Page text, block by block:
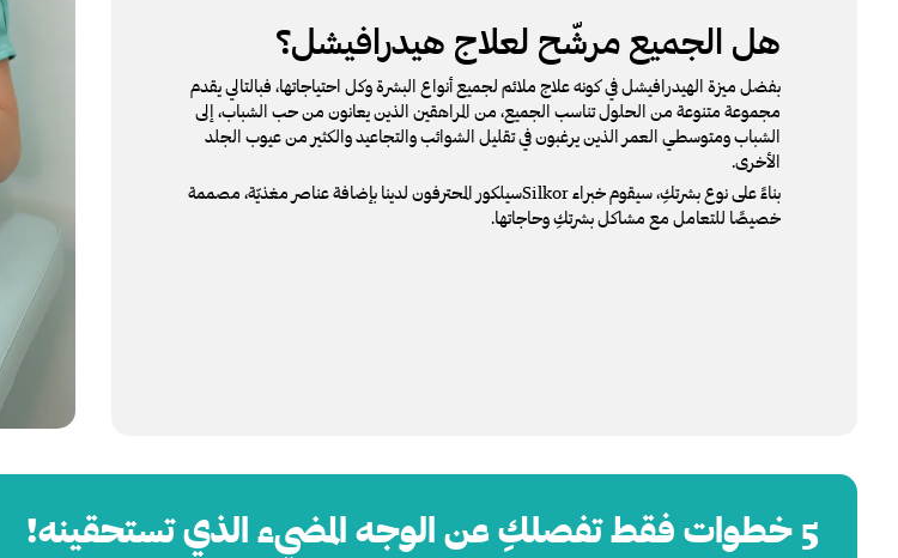
هل الجميع مرشّح لعلاج هيدرافيشل؟
بفضل ميزة الهيدرافيشل في كونه علاج ملائم لجميع أنواع البشرة وكل احتياجاتها، فبالتالي يقدم
مجموعة متنوعة من الحلول تناسب الجميع، من المراهقين الذين يعانون من حب الشباب، إلى
الشباب ومتوسطي العمر الذين يرغبون في تقليل الشوائب والتجاعيد والكثير من عيوب الجلد
الأخرى.
بناءً على نوع بشرتكِ، سيقوم خبراء Silkorسيلكور المحترفون لدينا بإضافة عناصر مغذيّة، مصممة
خصيصًا للتعامل مع مشاكل بشرتكِ وحاجاتها.
5 خطوات فقط تفصلكِ عن الوجه المضيء الذي تستحقينه!